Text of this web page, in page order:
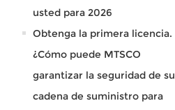
usted para 2026
Obtenga la primera licencia.
¿Cómo puede MTSCO
garantizar la seguridad de su
cadena de suministro para